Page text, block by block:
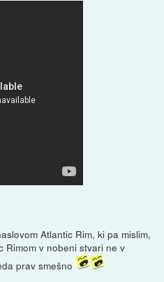
Atlantic Rim, ki pa mislim,
Rimom v nobeni stvari ne v
prav smešno